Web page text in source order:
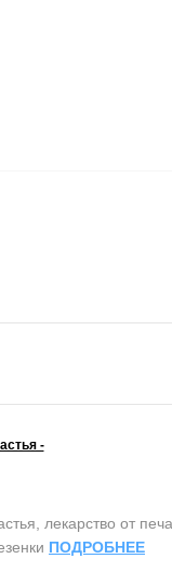
-
лекарство от
ПОДРОБНЕЕ